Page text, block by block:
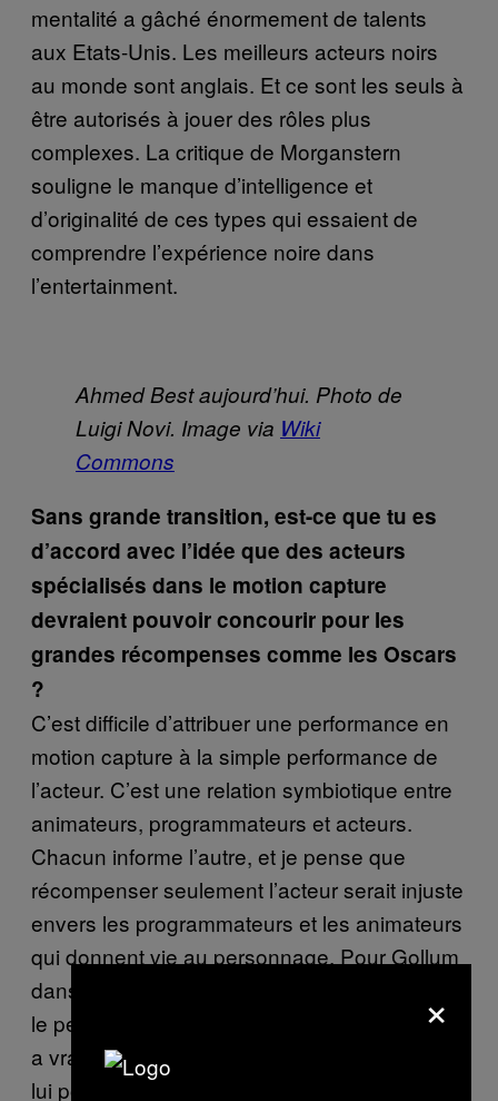
mentalité a gâché énormement de talents
aux Etats-Unis. Les meilleurs acteurs noirs
au monde sont anglais. Et ce sont les seuls à
être autorisés à jouer des rôles plus
complexes. La critique de Morganstern
souligne le manque d’intelligence et
d’originalité de ces types qui essaient de
comprendre l’expérience noire dans
l’entertainment.
Ahmed Best aujourd’hui. Photo de
Luigi Novi. Image via Wiki
Commons
Sans grande transition, est-ce que tu es
d’accord avec l’idée que des acteurs
spécialisés dans le motion capture
devraient pouvoir concourir pour les
grandes récompenses comme les Oscars
?
C’est difficile d’attribuer une performance en
motion capture à la simple performance de
l’acteur. C’est une relation symbiotique entre
animateurs, programmateurs et acteurs.
Chacun informe l’autre, et je pense que
récompenser seulement l’acteur serait injuste
envers les programmateurs et les animateurs
qui donnent vie au personnage. Pour Gollum
dans le
le personnage existait dans les livres et Andy
a vraiment apporté quelque chose que seul
lui pouvait apporter, mais il ne fait pas 1
×